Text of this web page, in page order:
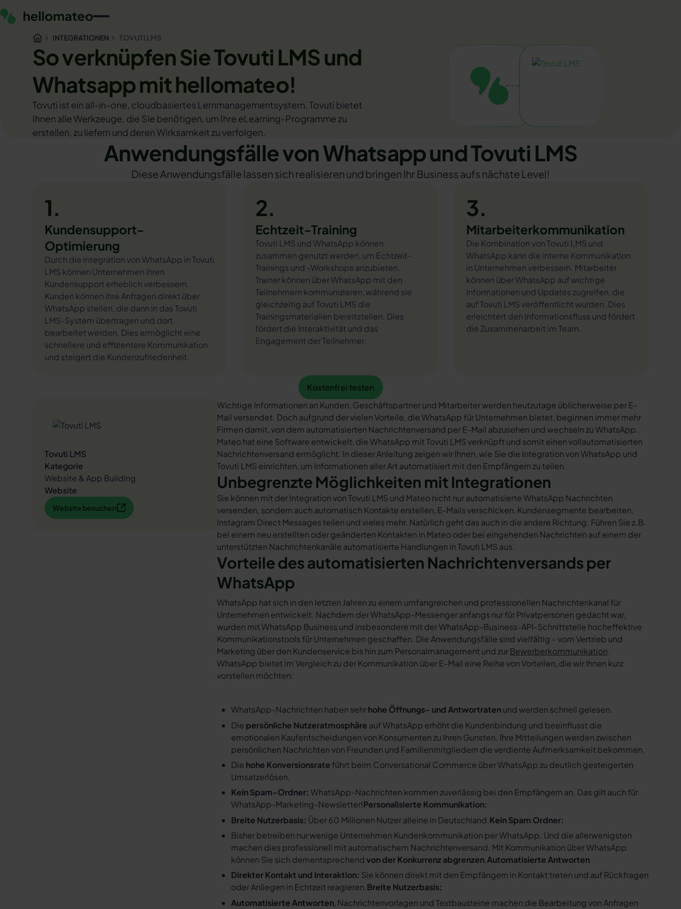
INTEGRATIONEN TOVUTI LMS
So verknüpfen Sie Tovuti LMS und
Whatsapp mit hellomateo!
Tovuti ist ein all-in-one, cloudbasiertes Lernmanagementsystem. Tovuti bietet
Ihnen alle Werkzeuge, die Sie benötigen, um Ihre eLearning-Programme zu
erstellen, zu liefern und deren Wirksamkeit zu verfolgen.
Anwendungsfälle von Whatsapp und Tovuti LMS
Diese Anwendungsfälle lassen sich realisieren und bringen Ihr Business aufs nächste Level!
1.
Kundensupport-
Optimierung
Durch die Integration von WhatsApp in Tovuti
LMS können Unternehmen ihren
Kundensupport erheblich verbessern.
Kunden können ihre Anfragen direkt über
WhatsApp stellen, die dann in das Tovuti
LMS-System übertragen und dort
bearbeitet werden. Dies ermöglicht eine
schnellere und effizientere Kommunikation
und steigert die Kundenzufriedenheit.
2.
Echtzeit-Training
Tovuti LMS und WhatsApp können
zusammen genutzt werden, um Echtzeit-
Trainings und -Workshops anzubieten.
Trainer können über WhatsApp mit den
Teilnehmern kommunizieren, während sie
gleichzeitig auf Tovuti LMS die
Trainingsmaterialien bereitstellen. Dies
fördert die Interaktivität und das
Engagement der Teilnehmer.
3.
Mitarbeiterkommunikation
Die Kombination von Tovuti LMS und
WhatsApp kann die interne Kommunikation
in Unternehmen verbessern. Mitarbeiter
können über WhatsApp auf wichtige
Informationen und Updates zugreifen, die
auf Tovuti LMS veröffentlicht wurden. Dies
erleichtert den Informationsfluss und fördert
die Zusammenarbeit im Team.
Kostenfrei testen
Kostenfrei testen
Tovuti LMS
Kategorie
Website & App Building
Website
Website besuchen
Website besuchen
Wichtige Informationen an Kunden, Geschäftspartner und Mitarbeiter werden heutzutage üblicherweise per E-
Mail versendet. Doch aufgrund der vielen Vorteile, die WhatsApp für Unternehmen bietet, beginnen immer mehr
Firmen damit, von dem automatisierten Nachrichtenversand per E-Mail abzusehen und wechseln zu WhatsApp.
Mateo hat eine Software entwickelt, die WhatsApp mit Tovuti LMS verknüpft und somit einen vollautomatisierten
Nachrichtenversand ermöglicht. In dieser Anleitung zeigen wir Ihnen, wie Sie die Integration von WhatsApp und
Tovuti LMS einrichten, um Informationen aller Art automatisiert mit den Empfängern zu teilen.
Unbegrenzte Möglichkeiten mit Integrationen
Sie können mit der Integration von Tovuti LMS und Mateo nicht nur automatisierte WhatsApp Nachrichten
versenden, sondern auch automatisch Kontakte erstellen, E-Mails verschicken, Kundensegmente bearbeiten,
Instagram Direct Messages teilen und vieles mehr. Natürlich geht das auch in die andere Richtung: Führen Sie z.B.
bei einem neu erstellten oder geänderten Kontakten in Mateo oder bei eingehenden Nachrichten auf einem der
unterstützten Nachrichtenkanäle automatisierte Handlungen in Tovuti LMS aus.
Vorteile des automatisierten Nachrichtenversands per
WhatsApp
WhatsApp hat sich in den letzten Jahren zu einem umfangreichen und professionellen Nachrichtenkanal für
Unternehmen entwickelt. Nachdem der WhatsApp-Messenger anfangs nur für Privatpersonen gedacht war,
wurden mit WhatsApp Business und insbesondere mit der WhatsApp-Business-API-Schnittstelle hocheffektive
Kommunikationstools für Unternehmen geschaffen. Die Anwendungsfälle sind vielfältig – vom Vertrieb und
Marketing über den Kundenservice bis hin zum Personalmanagement und zurBewerberkommunikation.
WhatsApp bietet im Vergleich zu der Kommunikation über E-Mail eine Reihe von Vorteilen, die wir Ihnen kurz
vorstellen möchten:
WhatsApp-Nachrichten haben sehrhohe Öffnungs- und Antwortratenund werden schnell gelesen.
Die persönliche Nutzeratmosphäre auf WhatsApp erhöht die Kundenbindung und beeinflusst die
emotionalen Kaufentscheidungen von Konsumenten zu Ihren Gunsten. Ihre Mitteilungen werden zwischen
persönlichen Nachrichten von Freunden und Familienmitgliedern die verdiente Aufmerksamkeit bekommen.
Die hohe Konversionsrate führt beim Conversational Commerce über WhatsApp zu deutlich gesteigerten
Umsatzerlösen.
Kein Spam-Ordner: WhatsApp-Nachrichten kommen zuverlässig bei den Empfängern an. Das gilt auch für
WhatsApp-Marketing-Newsletter!Personalisierte Kommunikation:
Breite Nutzerbasis: Über 60 Millionen Nutzer alleine in Deutschland.Kein Spam Ordner:
Bisher betreiben nur wenige Unternehmen Kundenkommunikation per WhatsApp. Und die allerwenigsten
machen dies professionell mit automatischem Nachrichtenversand. Mit Kommunikation über WhatsApp
können Sie sich dementsprechendvon der Konkurrenz abgrenzen.Automatisierte Antworten
Direkter Kontakt und Interaktion: Sie können direkt mit den Empfängern in Kontakt treten und auf Rückfragen
oder Anliegen in Echtzeit reagieren.Breite Nutzerbasis:
Automatisierte Antworten, Nachrichtenvorlagen und Textbausteine machen die Bearbeitung von Anfragen